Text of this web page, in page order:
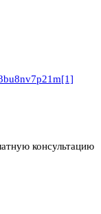
консультацию